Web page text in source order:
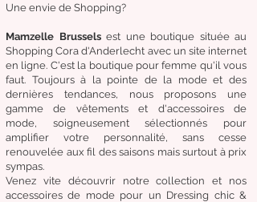
Une envie de Shopping?
Mamzelle Brussels est une boutique située au
Shopping Cora d'Anderlecht avec un site internet
en ligne. C'est la boutique pour femme qu'il vous
faut. Toujours à la pointe de la mode et des
dernières tendances, nous proposons une
gamme de vêtementset d'accessoires de
mode,
soigneusementsélectionnés pour
amplifier votre personnalité, sans cesse
renouvelée aux fil des saisons mais surtout à prix
sympas.
Venez vite découvrirnotre collection et nos
accessoires de mode pour un Dressing chic &